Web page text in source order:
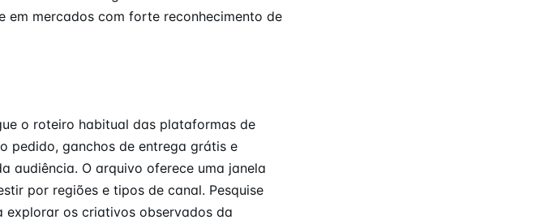
mercados com forte reconhecimento de
o roteiro habitual das plataformas de
pedido, ganchos de entrega grátis e
audiência. O arquivo oferece uma janela
por regiões e tipos de canal. Pesquise
explorar os criativos observados da